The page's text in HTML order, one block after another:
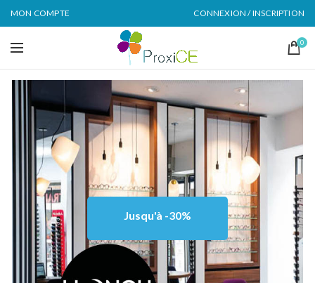
MON COMPTE CONNEXION / INSCRIPTION
0
Jusqu'à -30%